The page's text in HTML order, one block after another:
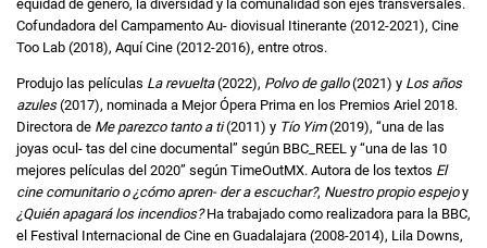
equidad de género, la diversidad y la comunalidad son ejes transversales.
Cofundadora del Campamento Au- diovisual Itinerante (2012-2021), Cine
Too Lab (2018), Aquí Cine (2012-2016), entre otros.
Produjo las películas La revuelta(2022), Polvo de gallo(2021) y Los años
azules(2017), nominada a Mejor Ópera Prima en los Premios Ariel 2018.
Directora de Me parezco tanto a ti(2011) y Tío Yim(2019), “una de las
joyas ocul- tas del cine documental” según BBC_REEL y “una de las 10
mejores películas del 2020” según TimeOutMX. Autora de los textos El
cine comunitario o ¿cómo apren- der a escuchar?, Nuestro propio espejoy
¿Quién apagará los incendios?Ha trabajado como realizadora para la BBC,
el Festival Internacional de Cine en Guadalajara (2008-2014), Lila Downs,